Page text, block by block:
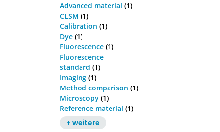
Advanced material (1)
CLSM (1)
Calibration (1)
Dye (1)
Fluorescence (1)
Fluorescence
standard (1)
Imaging (1)
Method comparison (1)
Microscopy (1)
Reference material (1)
+ weitere